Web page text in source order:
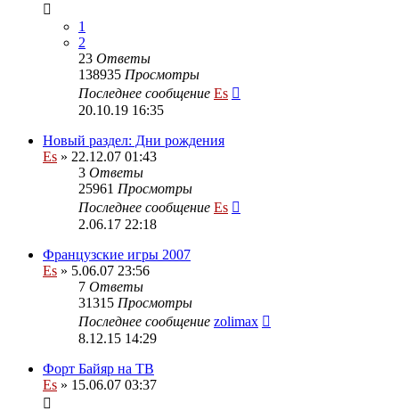
1
2
23 Ответы
138935 Просмотры
Последнее сообщение Es
20.10.19 16:35
Новый раздел: Дни рождения
Es » 22.12.07 01:43
3 Ответы
25961 Просмотры
Последнее сообщение Es
2.06.17 22:18
Французские игры 2007
Es » 5.06.07 23:56
7 Ответы
31315 Просмотры
Последнее сообщение zolimax
8.12.15 14:29
Форт Байяр на ТВ
Es » 15.06.07 03:37